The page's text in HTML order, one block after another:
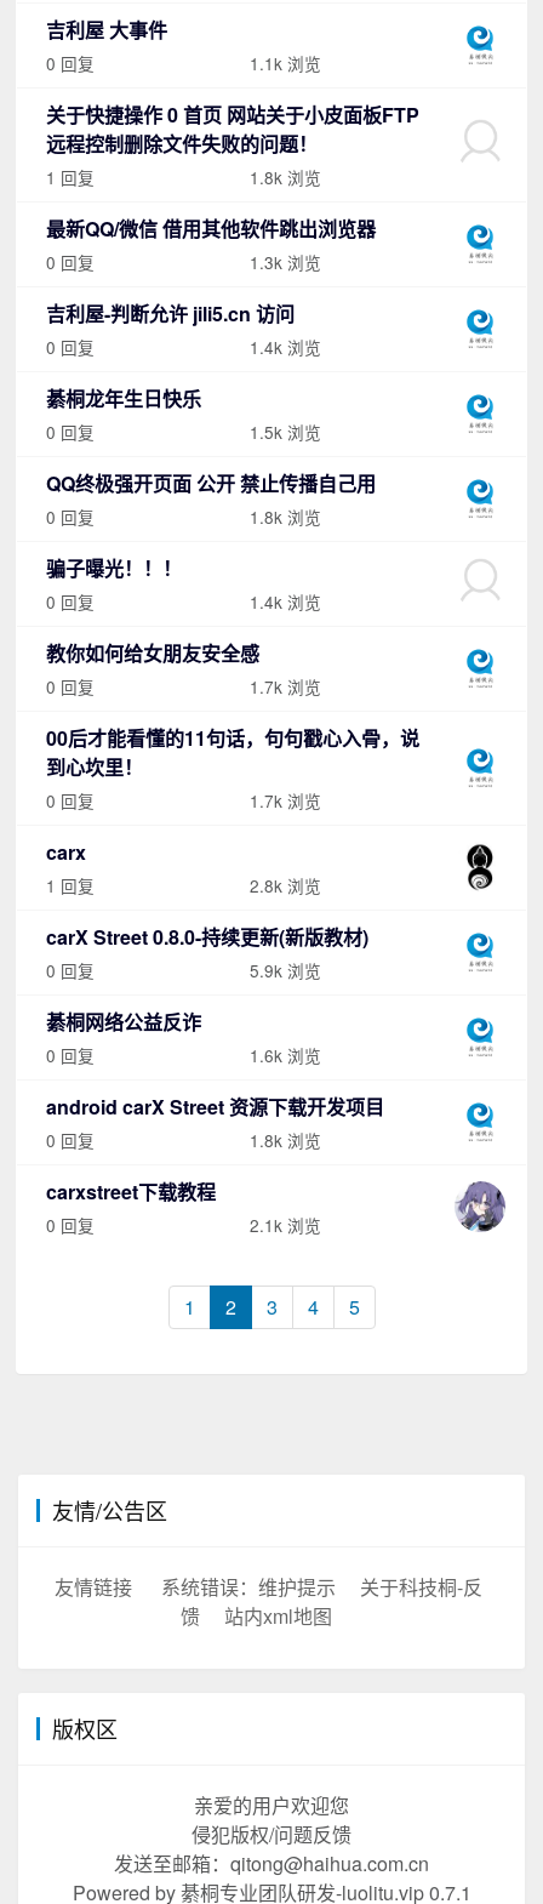
吉利屋 大事件
0 回复 1.1k 浏览
关于快捷操作 0 首页 网站关于小皮面板FTP
远程控制删除文件失败的问题！
1 回复 1.8k 浏览
最新QQ/微信 借用其他软件跳出浏览器
0 回复 1.3k 浏览
吉利屋-判断允许 jili5.cn 访问
0 回复 1.4k 浏览
綦桐龙年生日快乐
0 回复 1.5k 浏览
QQ终极强开页面 公开 禁止传播自己用
0 回复 1.8k 浏览
骗子曝光！！！
0 回复 1.4k 浏览
教你如何给女朋友安全感
0 回复 1.7k 浏览
00后才能看懂的11句话，句句戳心入骨，说
到心坎里！
0 回复 1.7k 浏览
carx
1 回复 2.8k 浏览
carX Street 0.8.0-持续更新(新版教材)
0 回复 5.9k 浏览
綦桐网络公益反诈
0 回复 1.6k 浏览
android carX Street 资源下载开发项目
0 回复 1.8k 浏览
carxstreet下载教程
0 回复 2.1k 浏览
1 2 3 4 5
友情/公告区
友情链接 系统错误：维护提示
关于科技桐-反
馈
站内xml地图
版权区
亲爱的用户欢迎您
侵犯版权/问题反馈
发送至邮箱：qitong@haihua.com.cn
Powered by 綦桐专业团队研发-luolitu.vip 0.7.1